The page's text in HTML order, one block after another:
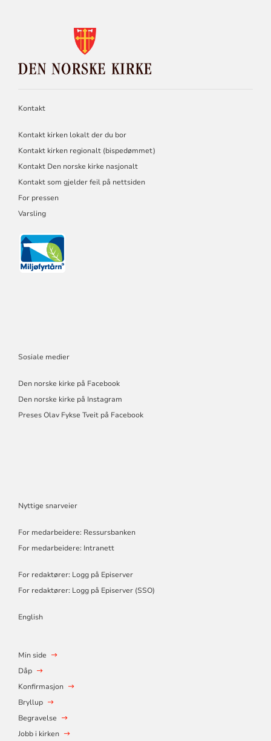
NORSKE
KIRKE
Kontakt
Kontakt kirken lokalt der du bor
Kontakt kirken regionalt (bispedømmet)
Kontakt Den norske kirke nasjonalt
Kontakt som gjelder feil på nettsiden
For pressen
Varsling
Sosiale medier
Den norske kirke på Facebook
Den norske kirke på Instagram
Preses Olav Fykse Tveit på Facebook
Nyttige snarveier
For medarbeidere: Ressursbanken
For medarbeidere: Intranett
For redaktører: Logg på Episerver
For redaktører: Logg på Episerver (SSO)
English
Min side
Dåp
Konfirmasjon
Bryllup
Begravelse
Jobb i kirken